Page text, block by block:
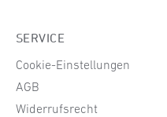
SERVICE
Cookie-Einstellungen
AGB
Widerrufsrecht